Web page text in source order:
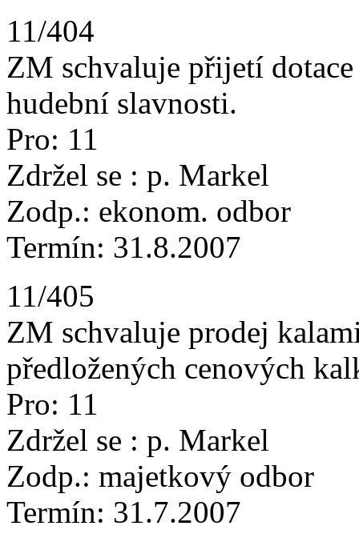
11/404
ZM schvaluje přijetí
hudební slavnosti.
Pro: 11
Zdržel se : p. Markel
Zodp.: ekonom. odbor
Termín: 31.8.2007
11/405
ZM schvaluje prodej
předložených cenových
Pro: 11
Zdržel se : p. Markel
Zodp.: majetkový odbor
Termín: 31.7.2007